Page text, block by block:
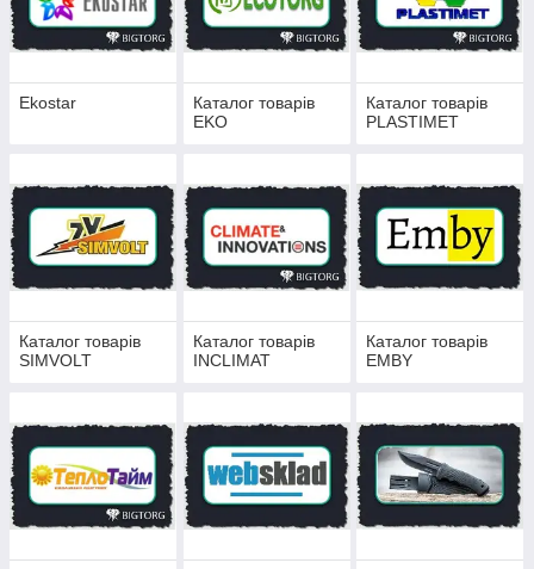
Ekostar
Каталог товарів
EKO
Каталог товарів
PLASTIMET
Каталог товарів
SIMVOLT
Каталог товарів
INCLIMAT
Каталог товарів
EMBY